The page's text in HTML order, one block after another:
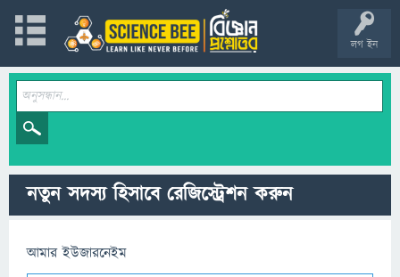
লগ ইন
নতুন সদস্য হিসাবে রেজিস্ট্রেশন করুন
আমার ইউজারনেইম